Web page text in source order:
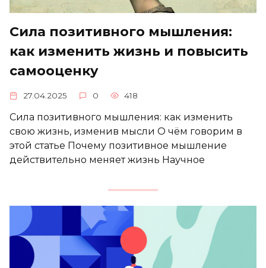
Сила позитивного мышления:
как изменить жизнь и повысить
самооценку
27.04.2025 0 418
Сила позитивного мышления: как изменить
свою жизнь, изменив мысли О чём говорим в
этой статье Почему позитивное мышление
действительно меняет жизнь Научное